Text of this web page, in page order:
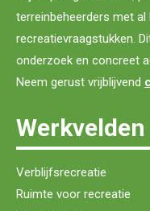
terreinbeheerders met
recreatievraagstukken.
onderzoek en concreet
Neem gerust vrijblijvend
Werkvelden
Verblijfsrecreatie
Ruimte voor recreatie